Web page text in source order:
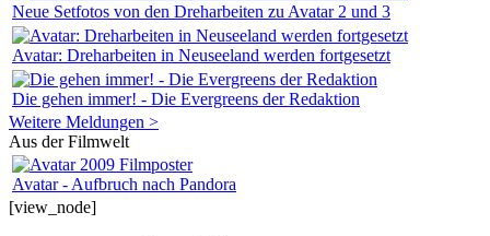
Neue Setfotos von den Dreharbeiten zu Avatar 2 und 3
Avatar: Dreharbeiten in Neuseeland werden fortgesetzt
Die gehen immer! - Die Evergreens der Redaktion
Weitere Meldungen >
Aus der Filmwelt
Avatar - Aufbruch nach Pandora
[view_node]